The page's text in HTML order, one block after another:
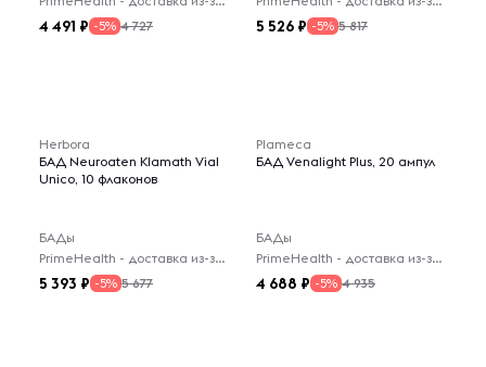
4 491 -5% 4 727 5 526 -5% 5 817
Herbora
БАД Neuroaten Klamath Vial
Unico, 10 флаконов
БАДы
PrimeHealth - доставка из-за рубежа
5 393 -5% 5 677
Plameca
БАД Venalight Plus, 20 ампул
БАДы
PrimeHealth - доставка из-за рубежа
4 688 -5% 4 935